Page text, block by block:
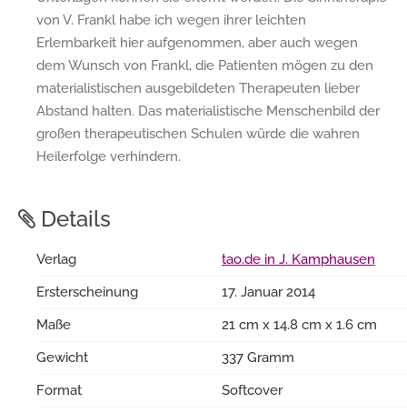
von V. Frankl habe ich wegen ihrer leichten
Erlernbarkeit hier aufgenommen, aber auch wegen
dem Wunsch von Frankl, die Patienten mögen zu den
materialistischen ausgebildeten Therapeuten lieber
Abstand halten. Das materialistische Menschenbild der
großen therapeutischen Schulen würde die wahren
Heilerfolge verhindern.
Details
Verlag
tao.de in J. Kamphausen
Ersterscheinung
17. Januar 2014
Maße
21 cm x 14.8 cm x 1.6 cm
Gewicht
337 Gramm
Format
Softcover